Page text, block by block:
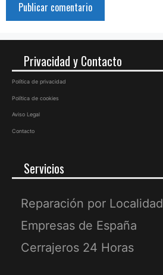
Privacidad y Contacto
Política de privacidad
Política de cookies
Aviso Legal
Contacto
Servicios
Reparación por Localidad
Empresas de España
Cerrajeros 24 Horas